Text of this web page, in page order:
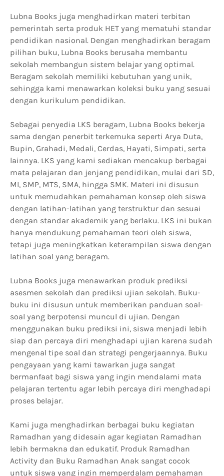
Lubna Books juga menghadirkan materi terbitan
pemerintah serta produk HET yang mematuhi standar
pendidikan nasional. Dengan menghadirkan beragam
pilihan buku, Lubna Books berusaha membantu
sekolah membangun sistem belajar yang optimal.
Beragam sekolah memiliki kebutuhan yang unik,
sehingga kami menawarkan koleksi buku yang sesuai
dengan kurikulum pendidikan.
Sebagai penyedia LKS beragam, Lubna Books bekerja
sama dengan penerbit terkemuka seperti Arya Duta,
Bupin, Grahadi, Medali, Cerdas, Hayati, Simpati, serta
lainnya. LKS yang kami sediakan mencakup berbagai
mata pelajaran dan jenjang pendidikan, mulai dari SD,
MI, SMP, MTS, SMA, hingga SMK. Materi ini disusun
untuk memudahkan pemahaman konsep oleh siswa
dengan latihan-latihan yang terstruktur dan sesuai
dengan standar akademik yang berlaku. LKS ini bukan
hanya mendukung pemahaman teori oleh siswa,
tetapi juga meningkatkan keterampilan siswa dengan
latihan soal yang beragam.
Lubna Books juga menawarkan produk prediksi
asesmen sekolah dan prediksi ujian sekolah. Buku-
buku ini disusun untuk memberikan panduan soal-
soal yang berpotensi muncul di ujian. Dengan
menggunakan buku prediksi ini, siswa menjadi lebih
siap dan percaya diri menghadapi ujian karena sudah
mengenal tipe soal dan strategi pengerjaannya. Buku
pengayaan yang kami tawarkan juga sangat
bermanfaat bagi siswa yang ingin mendalami mata
pelajaran tertentu agar lebih percaya diri menghadapi
proses belajar.
Kami juga menghadirkan berbagai buku kegiatan
Ramadhan yang didesain agar kegiatan Ramadhan
lebih bermakna dan edukatif. Produk Ramadhan
Activity dan Buku Ramadhan Anak sangat cocok
untuk siswa yang ingin memperdalam pemahaman